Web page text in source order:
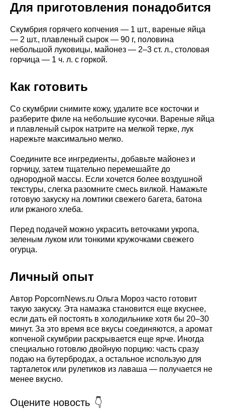
Для приготовления понадобится
Скумбрия горячего копчения — 1 шт., вареные яйца
— 2 шт., плавленый сырок — 90 г, половина
небольшой луковицы, майонез — 2–3 ст. л., столовая
горчица — 1 ч. л. с горкой.
Как готовить
Со скумбрии снимите кожу, удалите все косточки и
разберите филе на небольшие кусочки. Вареные яйца
и плавленый сырок натрите на мелкой терке, лук
нарежьте максимально мелко.
Соедините все ингредиенты, добавьте майонез и
горчицу, затем тщательно перемешайте до
однородной массы. Если хочется более воздушной
текстуры, слегка разомните смесь вилкой. Намажьте
готовую закуску на ломтики свежего багета, батона
или ржаного хлеба.
Перед подачей можно украсить веточками укропа,
зеленым луком или тонкими кружочками свежего
огурца.
Личный опыт
Автор PopcornNews.ru Ольга Мороз часто готовит
такую закуску. Эта намазка становится еще вкуснее,
если дать ей постоять в холодильнике хотя бы 20–30
минут. За это время все вкусы соединяются, а аромат
копченой скумбрии раскрывается еще ярче. Иногда
специально готовлю двойную порцию: часть сразу
подаю на бутербродах, а остальное использую для
тарталеток или рулетиков из лаваша — получается не
менее вкусно.
Оцените новость